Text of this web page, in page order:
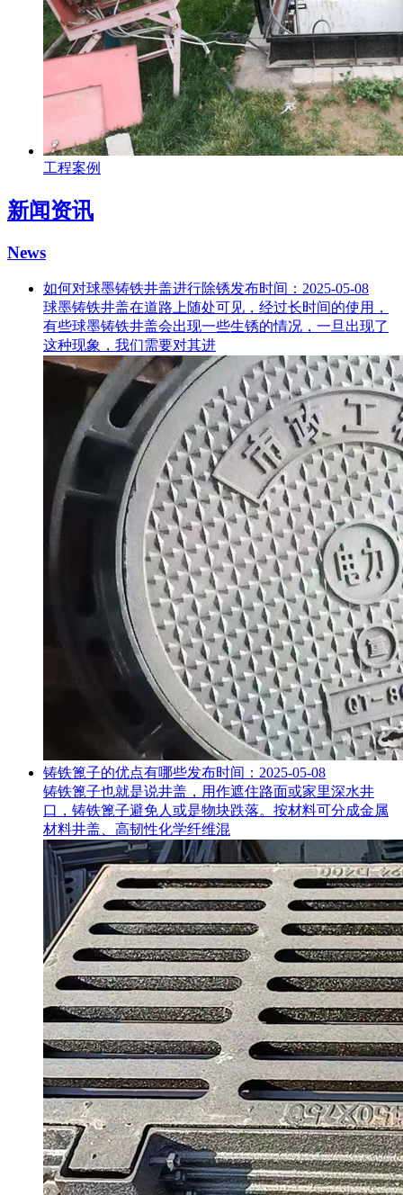
工程案例
新闻资讯
News
如何对球墨铸铁井盖进行除锈发布时间：2025-05-08
球墨铸铁井盖在道路上随处可见，经过长时间的使用，
有些球墨铸铁井盖会出现一些生锈的情况，一旦出现了
这种现象，我们需要对其进
铸铁篦子的优点有哪些发布时间：2025-05-08
铸铁篦子也就是说井盖，用作遮住路面或家里深水井
口，铸铁篦子避免人或是物块跌落。按材料可分成金属
材料井盖、高韧性化学纤维混